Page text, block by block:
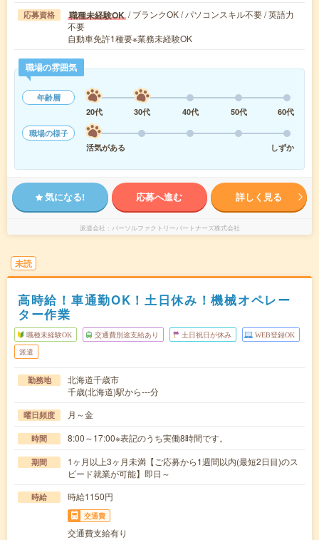
応募資格 職種未経験OK / ブランクOK / パソコンスキル不要 / 英語力
不要
自動車免許1種要※業務未経験OK
職場の雰囲気
年齢層
20代
30代 40代 50代
60代
職場の様子
活気がある
しずか
気になる! 応募へ進む 詳しく見る
派遣会社 パーソルファクトリーパートナーズ株式会社
未読
高時給！車通勤OK！土日休み！機械オペレー
ター作業
職種未経験OK 交通費別途支給あり 土日祝日が休み WEB登録OK
派遣
勤務地
北海道千歳市
千歳(北海道)駅から---分
曜日頻度 月～金
時間 8:00～17:00※表記のうち実働8時間です。
期間
1ヶ月以上3ヶ月未満【ご応募から1週間以内(最短2日目)のス
ピード就業が可能】即日～
時給 時給1150円
交通費
交通費支給有り